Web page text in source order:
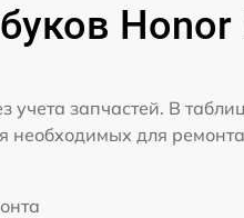
Honor
учета запчастей. В
необходимых для